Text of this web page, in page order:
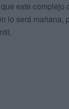
este complejo
lo será mañana,